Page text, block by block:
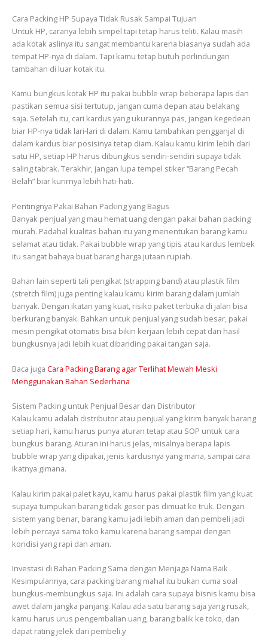
Cara Packing HP Supaya Tidak Rusak Sampai Tujuan
Untuk HP, caranya lebih simpel tapi tetap harus teliti. Kalau masih
ada kotak aslinya itu sangat membantu karena biasanya sudah ada
tempat HP-nya di dalam. Tapi kamu tetap butuh perlindungan
tambahan di luar kotak itu.
Kamu bungkus kotak HP itu pakai bubble wrap beberapa lapis dan
pastikan semua sisi tertutup, jangan cuma depan atau belakang
saja. Setelah itu, cari kardus yang ukurannya pas, jangan kegedean
biar HP-nya tidak lari-lari di dalam. Kamu tambahkan pengganjal di
dalam kardus biar posisinya tetap diam. Kalau kamu kirim lebih dari
satu HP, setiap HP harus dibungkus sendiri-sendiri supaya tidak
saling tabrak. Terakhir, jangan lupa tempel stiker “Barang Pecah
Belah” biar kurirnya lebih hati-hati.
Pentingnya Pakai Bahan Packing yang Bagus
Banyak penjual yang mau hemat uang dengan pakai bahan packing
murah. Padahal kualitas bahan itu yang menentukan barang kamu
selamat atau tidak. Pakai bubble wrap yang tipis atau kardus lembek
itu sangat bahaya buat barang harga jutaan rupiah.
Bahan lain seperti tali pengikat (strapping band) atau plastik film
(stretch film) juga penting kalau kamu kirim barang dalam jumlah
banyak. Dengan ikatan yang kuat, risiko paket terbuka di jalan bisa
berkurang banyak. Bahkan untuk penjual yang sudah besar, pakai
mesin pengikat otomatis bisa bikin kerjaan lebih cepat dan hasil
bungkusnya jadi lebih kuat dibanding pakai tangan saja.
Baca juga Cara Packing Barang agar Terlihat Mewah Meski
Menggunakan Bahan Sederhana
Sistem Packing untuk Penjual Besar dan Distributor
Kalau kamu adalah distributor atau penjual yang kirim banyak barang
setiap hari, kamu harus punya aturan tetap atau SOP untuk cara
bungkus barang. Aturan ini harus jelas, misalnya berapa lapis
bubble wrap yang dipakai, jenis kardusnya yang mana, sampai cara
ikatnya gimana.
Kalau kirim pakai palet kayu, kamu harus pakai plastik film yang kuat
supaya tumpukan barang tidak geser pas dimuat ke truk. Dengan
sistem yang benar, barang kamu jadi lebih aman dan pembeli jadi
lebih percaya sama toko kamu karena barang sampai dengan
kondisi yang rapi dan aman.
Investasi di Bahan Packing Sama dengan Menjaga Nama Baik
Kesimpulannya, cara packing barang mahal itu bukan cuma soal
bungkus-membungkus saja. Ini adalah cara supaya bisnis kamu bisa
awet dalam jangka panjang. Kalau ada satu barang saja yang rusak,
kamu harus urus pengembalian uang, barang balik ke toko, dan
dapat rating jelek dari pembeli.y